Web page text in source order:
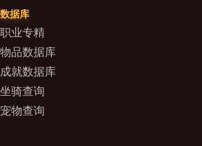
数据库
职业专精
物品数据库
成就数据库
坐骑查询
宠物查询